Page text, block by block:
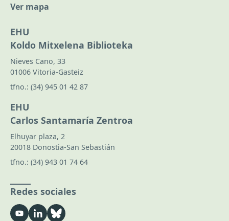
Ver mapa
EHU
Koldo Mitxelena Biblioteka
Nieves Cano, 33
01006 Vitoria-Gasteiz
tfno.: (34) 945 01 42 87
EHU
Carlos Santamaría Zentroa
Elhuyar plaza, 2
20018 Donostia-San Sebastián
tfno.: (34) 943 01 74 64
Redes sociales